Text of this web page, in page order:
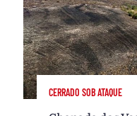
CERRADO SOB ATAQUE